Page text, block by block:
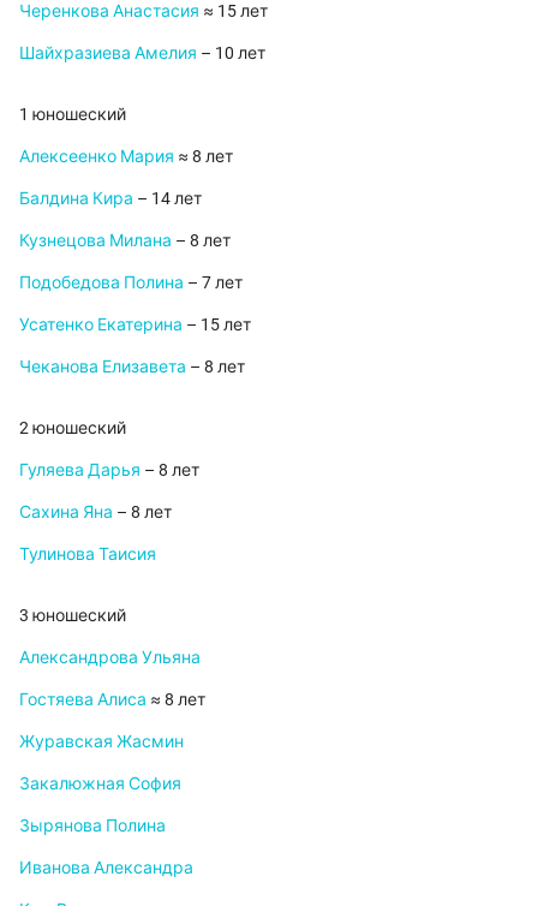
Черенкова Анастасия ≈ 15 лет
Шайхразиева Амелия – 10 лет
1 юношеский
Алексеенко Мария ≈ 8 лет
Балдина Кира – 14 лет
Кузнецова Милана – 8 лет
Подобедова Полина – 7 лет
Усатенко Екатерина – 15 лет
Чеканова Елизавета – 8 лет
2 юношеский
Гуляева Дарья – 8 лет
Сахина Яна – 8 лет
Тулинова Таисия
3 юношеский
Александрова Ульяна
Гостяева Алиса ≈ 8 лет
Журавская Жасмин
Закалюжная София
Зырянова Полина
Иванова Александра